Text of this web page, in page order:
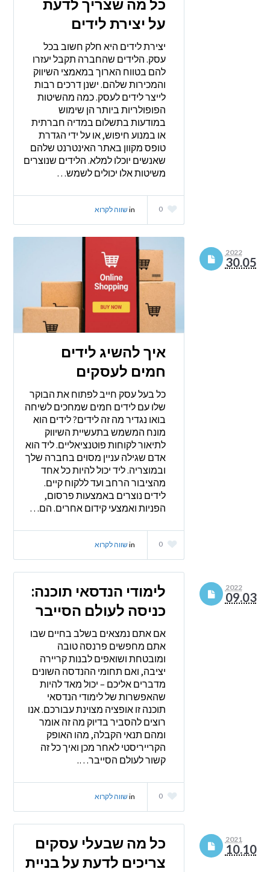
כל מה שצריך לדעת
על יצירת לידים
יצירת לידים היא חלק חשוב בכל
עסק. הלידים שהחברה תקבל יעזרו
להם בטווח הארוך במאמצי השיווק
והמכירות שלהם. ישנן דרכים רבות
לייצר לידים לעסק. כמה מהשיטות
הפופולריות ביותר הן שימוש
במודעות בתשלום במדיה חברתית
או במנוע חיפוש, או על ידי הגדרת
טופס מקוון באתר האינטרנט שלהם
שאנשים יוכלו למלא. הלידים שנוצרים
משיטות אלו יכולים לשמש…
0
inשווה לקרוא
2022
30.05
איך להשיג לידים
חמים לעסקים
כל בעל עסק חייב לפתוח את הבוקר
שלו עם לידים חמים שמחכים לשיחה
בואו נגדיר מה זה לידים? לידים הוא
מונח המשמש בתעשיית השיווק
לתיאור לקוחות פוטנציאליים. ליד הוא
אדם שגילה עניין מסוים בחברה שלך
ובמוצריה. ליד יכול להיות כל אחד
מהציבור הרחב ועד ללקוח קיים.
לידים נוצרים באמצעות פרסום,
הפניות ואמצעי קידום אחרים. הם…
0
inשווה לקרוא
2022
09.03
לימודי הנדסאי תוכנה:
כניסה לעולם הסייבר
אם אתם נמצאים בשלב בחיים שבו
אתם מחפשים פרנסה טובה
ומובטחת ושואפים לבנות קריירה
יציבה, ואם תחומי ההנדסה השונים
מדברים אליכם – יכול מאד להיות
שהאפשרות של לימודי הנדסאי
תוכנה זו אופציה מצוינת עבורכם. אנו
רוצים להסביר בדיוק מה זה אומר
ומהם תנאי הקבלה, מהו האופק
הקרייריסטי לאחר מכן ואיך כל זה
קשור לעולם הסייבר….
0
inשווה לקרוא
2021
10.10
כל מה שבעלי עסקים
צריכים לדעת על בניית